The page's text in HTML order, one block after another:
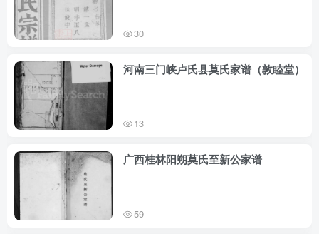
30
河南三门峡卢氏县莫氏家谱（敦睦堂）
13
广西桂林阳朔莫氏至新公家谱
59